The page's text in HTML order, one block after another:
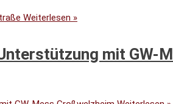
Weiterlesen »
mit GW-